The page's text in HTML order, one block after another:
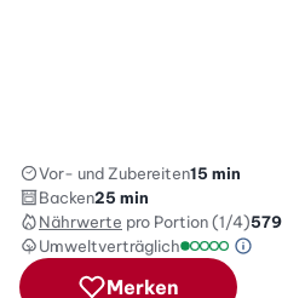
Vor- und Zubereiten15 min
Backen25 min
Nährwerte pro Portion (1/4)579
Umweltverträglich
Merken